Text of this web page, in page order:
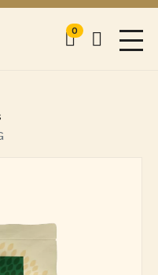
購物車
0 登入